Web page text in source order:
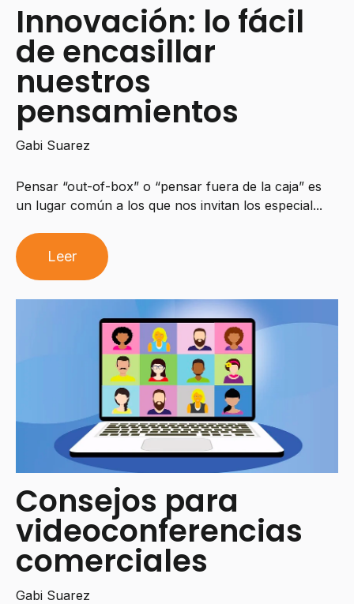
Innovación: lo fácil
de encasillar
nuestros
pensamientos
Gabi Suarez
Pensar “out-of-box” o “pensar fuera de la caja” es
un lugar común a los que nos invitan los especial...
Leer
Consejos para
videoconferencias
comerciales
Gabi Suarez